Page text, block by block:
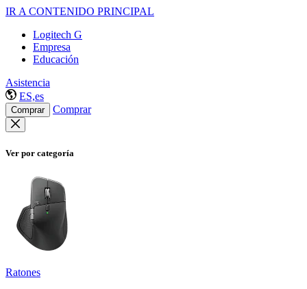
IR A CONTENIDO PRINCIPAL
Logitech G
Empresa
Educación
Asistencia
ES,es
Comprar Comprar
Ver por categoría
Ratones